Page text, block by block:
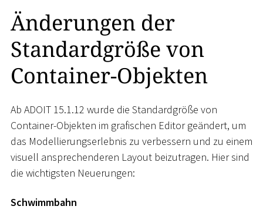
Änderungen der
Standardgröße von
Container-Objekten
Ab ADOIT 15.1.12 wurde die Standardgröße von
Container-Objekten im grafischen Editor geändert, um
das Modellierungserlebnis zu verbessern und zu einem
visuell ansprechenderen Layout beizutragen. Hier sind
die wichtigsten Neuerungen:
Schwimmbahn